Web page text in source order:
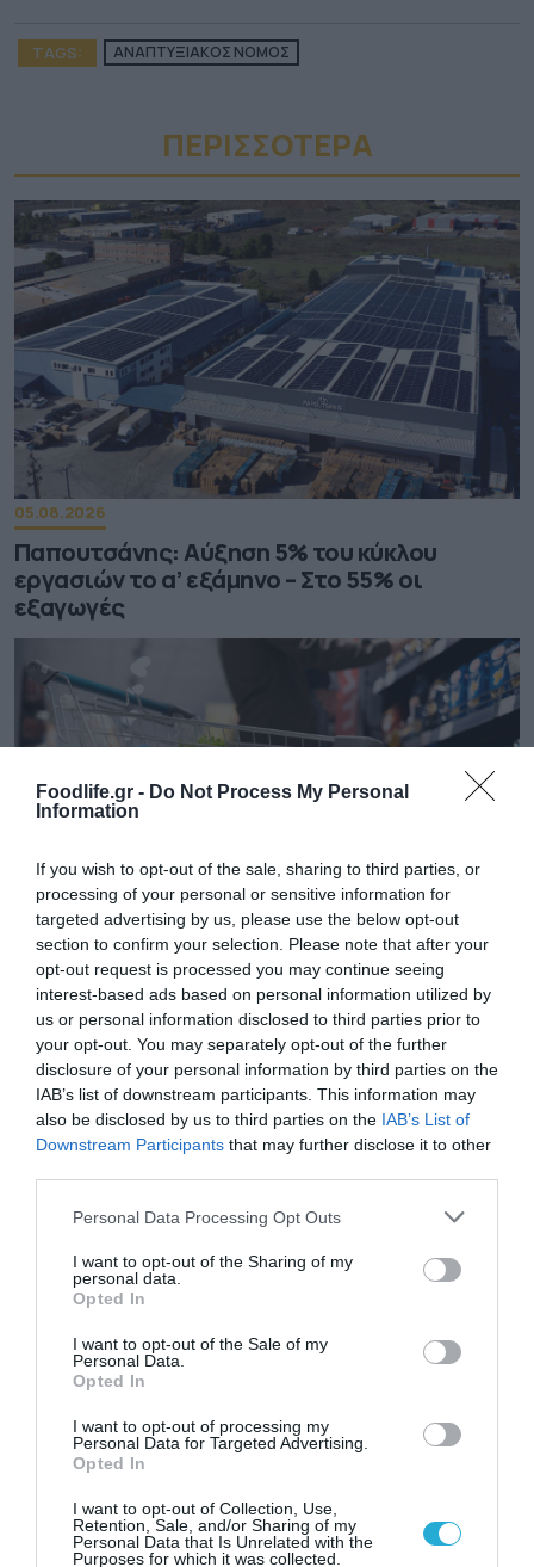
Foodlife.gr - Do Not Process My Personal
Information
If you wish to opt-out of the sale, sharing to third parties, or
processing of your personal or sensitive information for
targeted advertising by us, please use the below opt-out
section to confirm your selection. Please note that after your
opt-out request is processed you may continue seeing
interest-based ads based on personal information utilized by
us or personal information disclosed to third parties prior to
your opt-out. You may separately opt-out of the further
disclosure of your personal information by third parties on the
IAB’s list of downstream participants. This information may
also be disclosed by us to third parties on the IAB’s List of
Downstream Participants that may further disclose it to other
Please note that this website/app uses one or more Google
not limited to your visit or usage behaviour. You may click to
grant or deny consent to Google and its third-party tags to
use your data for below specified purposes in below Google
consent section.
Personal Data Processing Opt Outs
I want to opt-out of the Sharing of my
personal data.
Opted In
I want to opt-out of the Sale of my
Personal Data.
Opted In
I want to opt-out of processing my
Personal Data for Targeted Advertising.
Opted In
I want to opt-out of Collection, Use,
Retention, Sale, and/or Sharing of my
Personal Data that Is Unrelated with the
Purposes for which it was collected.
TAGS: ΑΝΑΠΤΥΞΙΑΚΟΣ ΝΟΜΟΣ
ΠΕΡΙΣΣΟΤΕΡA
05.08.2026
Παπουτσάνης: Αύξηση 5% του κύκλου
εργασιών το α’ εξάμηνο – Στο 55% οι
εξαγωγές
04.08.2026
ΙΕΛΚΑ: Σε ποια προϊόντα αυξήθηκαν και πού
μειώθηκαν οι τιμές στα σούπερ μάρκετ
04.08.2026
Σκλαβενίτης: Άνοιξε νέο κατάστημα στη